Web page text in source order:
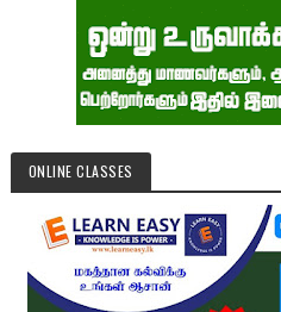
ONLINE CLASSES